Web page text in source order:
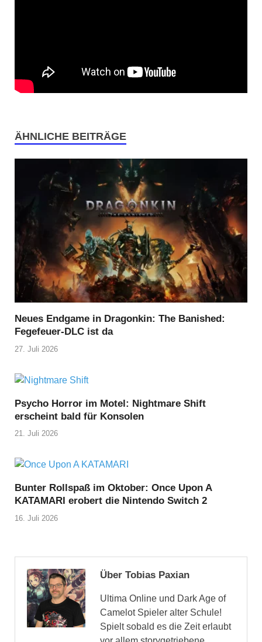
ÄHNLICHE BEITRÄGE
Neues Endgame in Dragonkin: The Banished:
Fegefeuer-DLC ist da
27. Juli 2026
Psycho Horror im Motel: Nightmare Shift
erscheint bald für Konsolen
21. Juli 2026
Bunter Rollspaß im Oktober: Once Upon A
KATAMARI erobert die Nintendo Switch 2
16. Juli 2026
Über Tobias Paxian
Ultima Online und Dark Age of
Camelot Spieler alter Schule!
Spielt sobald es die Zeit erlaubt